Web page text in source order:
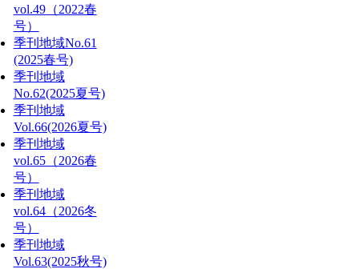
vol.49（2022春
号）
季刊地域No.61
(2025春号)
季刊地域
No.62(2025夏号)
季刊地域
Vol.66(2026夏号)
季刊地域
vol.65（2026春
号）
季刊地域
vol.64（2026冬
号）
季刊地域
Vol.63(2025秋号)